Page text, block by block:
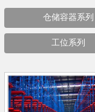
仓储容器系列
工位系列